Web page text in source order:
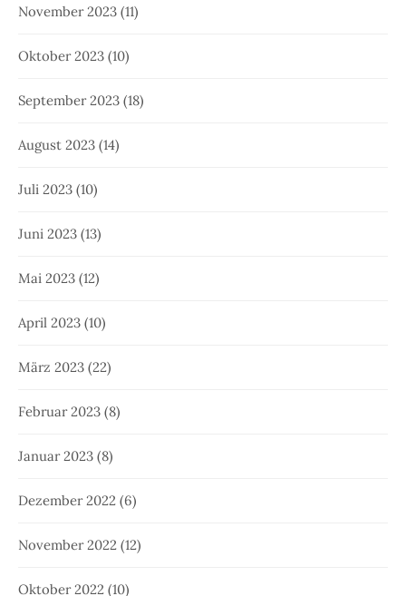
November 2023 (11)
Oktober 2023 (10)
September 2023 (18)
August 2023 (14)
Juli 2023 (10)
Juni 2023 (13)
Mai 2023 (12)
April 2023 (10)
März 2023 (22)
Februar 2023 (8)
Januar 2023 (8)
Dezember 2022 (6)
November 2022 (12)
Oktober 2022 (10)